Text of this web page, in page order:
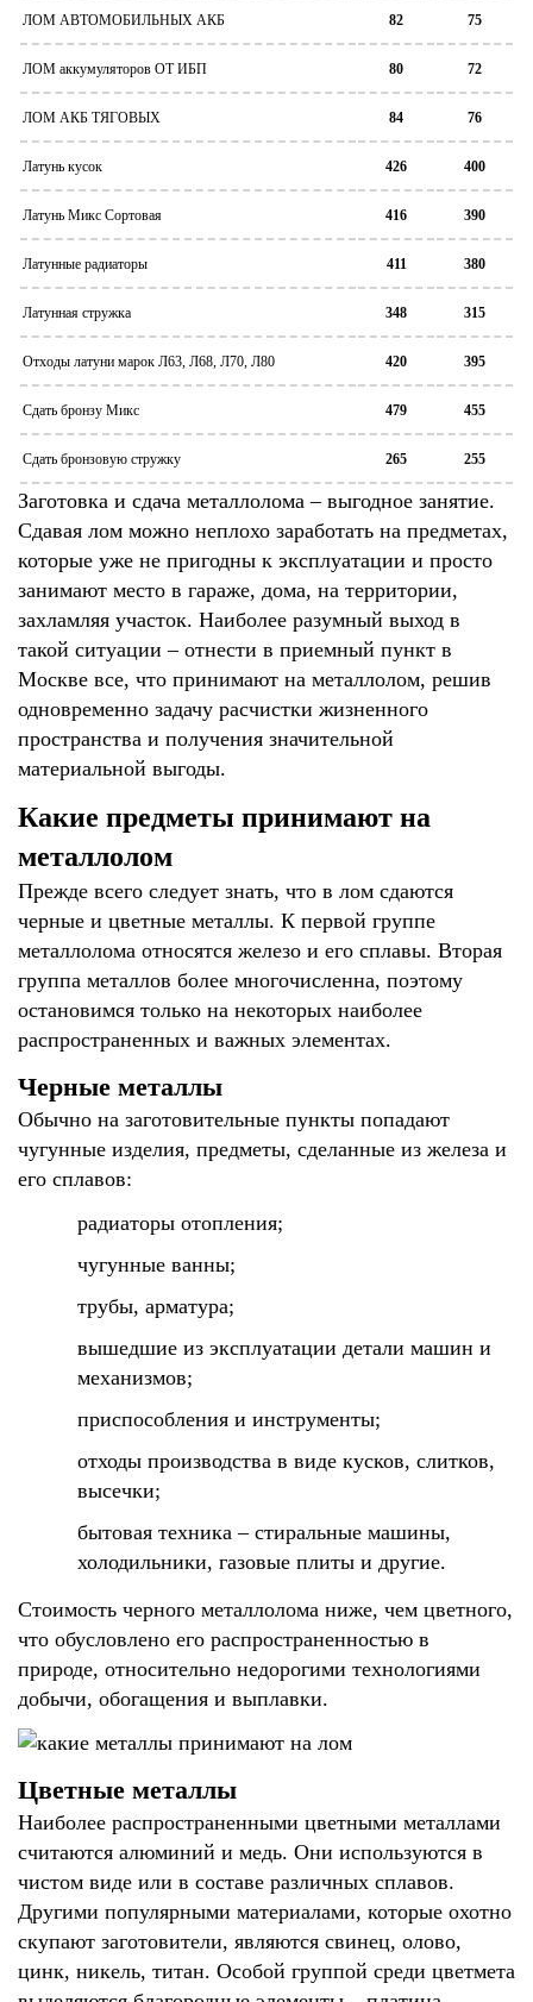
ЛОМ АВТОМОБИЛЬНЫХ АКБ 82 75
ЛОМ аккумуляторов ОТ ИБП 80 72
ЛОМ АКБ ТЯГОВЫХ 84 76
Латунь кусок 426 400
Латунь Микс Сортовая 416 390
Латунные радиаторы 411 380
Латунная стружка 348 315
Отходы латуни марок Л63, Л68, Л70, Л80 420 395
Сдать бронзу Микс 479 455
Сдать бронзовую стружку 265 255
Заготовка и сдача металлолома – выгодное занятие.
Сдавая лом можно неплохо заработать на предметах,
которые уже не пригодны к эксплуатации и просто
занимают место в гараже, дома, на территории,
захламляя участок. Наиболее разумный выход в
такой ситуации – отнести в приемный пункт в
Москве все, что принимают на металлолом, решив
одновременно задачу расчистки жизненного
пространства и получения значительной
материальной выгоды.
Какие предметы принимают на
металлолом
Прежде всего следует знать, что в лом сдаются
черные и цветные металлы. К первой группе
металлолома относятся железо и его сплавы. Вторая
группа металлов более многочисленна, поэтому
остановимся только на некоторых наиболее
распространенных и важных элементах.
Черные металлы
Обычно на заготовительные пункты попадают
чугунные изделия, предметы, сделанные из железа и
его сплавов:
радиаторы отопления;
чугунные ванны;
трубы, арматура;
вышедшие из эксплуатации детали машин и
механизмов;
приспособления и инструменты;
отходы производства в виде кусков, слитков,
высечки;
бытовая техника – стиральные машины,
холодильники, газовые плиты и другие.
Стоимость черного металлолома ниже, чем цветного,
что обусловлено его распространенностью в
природе, относительно недорогими технологиями
добычи, обогащения и выплавки.
Цветные металлы
Наиболее распространенными цветными металлами
считаются алюминий и медь. Они используются в
чистом виде или в составе различных сплавов.
Другими популярными материалами, которые охотно
скупают заготовители, являются свинец, олово,
цинк, никель, титан. Особой группой среди цветмета